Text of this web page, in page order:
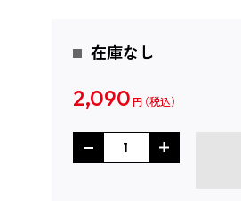
在庫なし
2,090 円